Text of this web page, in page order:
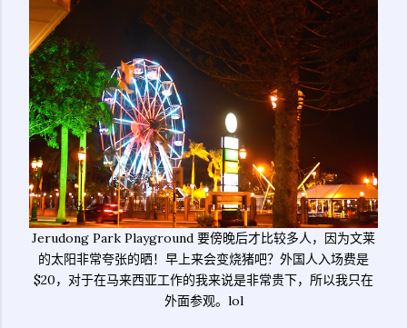
Jerudong Park Playground 要傍晚后才比较多人，因为文莱
的太阳非常夸张的晒！早上来会变烧猪吧？外国人入场费是
$20，对于在马来西亚工作的我来说是非常贵下，所以我只在
外面参观。lol